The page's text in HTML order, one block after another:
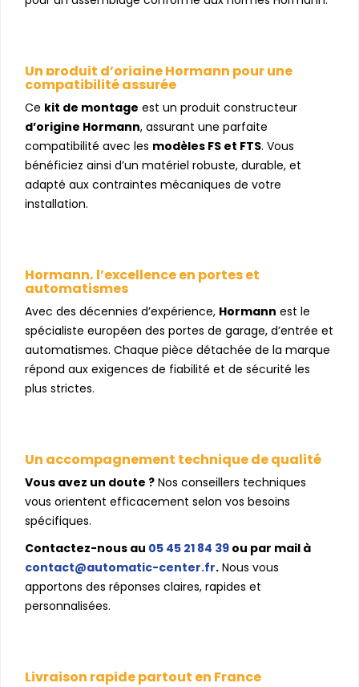
Un produit d’origine Hormann pour une
compatibilité assurée
Ce kit de montage est un produit constructeur
d’origine Hormann, assurant une parfaite
compatibilité avec les modèles FS et FTS. Vous
bénéficiez ainsi d’un matériel robuste, durable, et
adapté aux contraintes mécaniques de votre
installation.
Hormann, l’excellence en portes et
automatismes
Avec des décennies d’expérience, Hormann est le
spécialiste européen des portes de garage, d’entrée et
automatismes. Chaque pièce détachée de la marque
répond aux exigences de fiabilité et de sécurité les
plus strictes.
Un accompagnement technique de qualité
Vous avez un doute ? Nos conseillers techniques
vous orientent efficacement selon vos besoins
spécifiques.
Contactez-nous au 05 45 21 84 39 ou par mail à
contact@automatic-center.fr. Nous vous
apportons des réponses claires, rapides et
personnalisées.
Livraison rapide partout en France